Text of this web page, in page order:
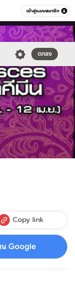
เข้าสู่ระบบสมาชิก
หมวดอื่นๆ
ตกลง
Copy link
น Google